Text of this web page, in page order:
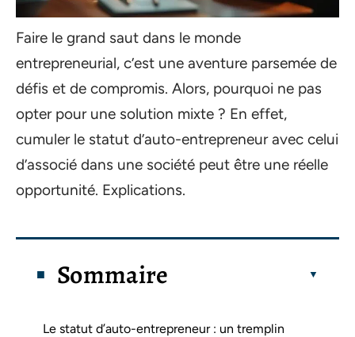
Faire le grand saut dans le monde
entrepreneurial, c’est une aventure parsemée de
défis et de compromis. Alors, pourquoi ne pas
opter pour une solution mixte ? En effet,
cumuler le statut d’auto-entrepreneur avec celui
d’associé dans une société peut être une réelle
opportunité. Explications.
Sommaire
Le statut d’auto-entrepreneur : un tremplin